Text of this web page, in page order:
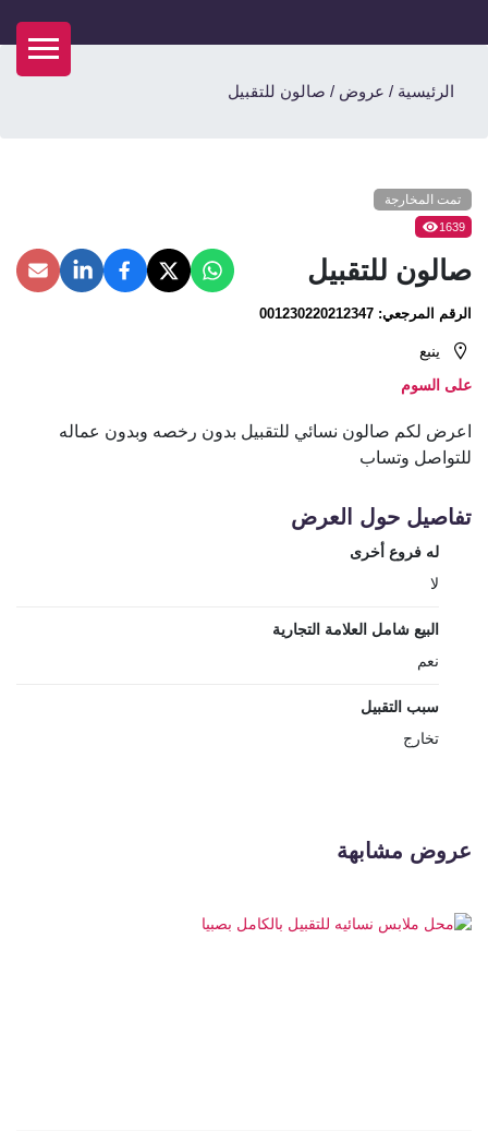
الرئيسية / عروض / صالون للتقبيل
تمت المخارجة
1639
صالون للتقبيل
الرقم المرجعي:
ينبع
على السوم
اعرض لكم صالون نسائي للتقبيل بدون رخصه وبدون عماله
للتواصل وتساب
تفاصيل حول العرض
له فروع أخرى
لا
البيع شامل العلامة التجارية
نعم
سبب التقبيل
تخارج
عروض مشابهة